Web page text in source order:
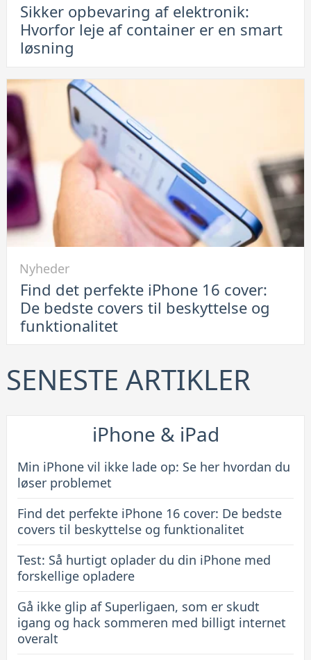
Sikker
opbevaring
Hvorfor
leje
af
container
er
en
smart
løsning
Sikker opbevaring af elektronik:
Hvorfor leje af container er en smart
løsning
Find
det
perfekte
16
cover:
til
beskyttelse
funktionalitet
Nyheder
Find det perfekte iPhone 16 cover:
De bedste covers til beskyttelse og
funktionalitet
SENESTE ARTIKLER
iPhone & iPad
Min iPhone vil ikke lade op: Se her hvordan du
løser problemet
Find det perfekte iPhone 16 cover: De bedste
covers til beskyttelse og funktionalitet
Test: Så hurtigt oplader du din iPhone med
forskellige opladere
Gå ikke glip af Superligaen, som er skudt
igang og hack sommeren med billigt internet
overalt